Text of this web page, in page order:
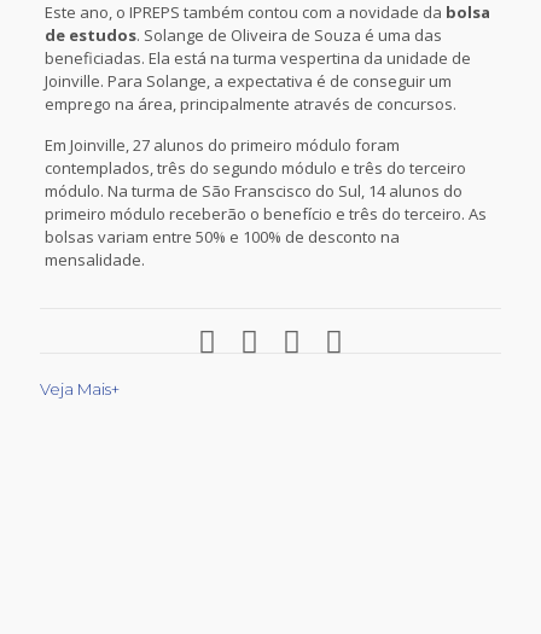
Este ano, o IPREPS também contou com a novidade da bolsa
de estudos. Solange de Oliveira de Souza é uma das
beneficiadas. Ela está na turma vespertina da unidade de
Joinville. Para Solange, a expectativa é de conseguir um
emprego na área, principalmente através de concursos.
Em Joinville, 27 alunos do primeiro módulo foram
contemplados, três do segundo módulo e três do terceiro
módulo. Na turma de São Franscisco do Sul, 14 alunos do
primeiro módulo receberão o benefício e três do terceiro. As
bolsas variam entre 50% e 100% de desconto na
mensalidade.
Veja Mais+